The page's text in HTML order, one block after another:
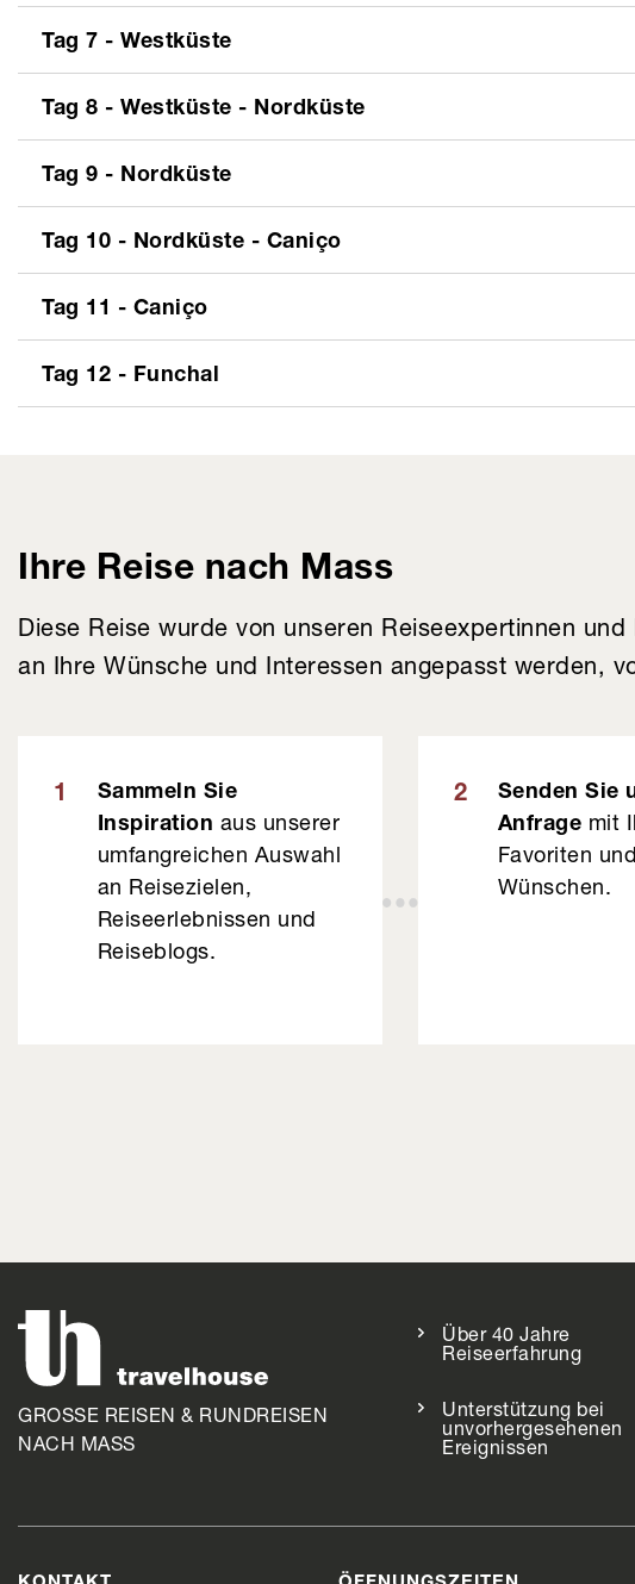
Tag 7 - Westküste
Tag 8 - Westküste - Nordküste
Tag 9 - Nordküste
Tag 10 - Nordküste - Caniço
Tag 11 - Caniço
Tag 12 - Funchal
Ihre Reise nach Mass
Diese Reise wurde von unseren Reiseexpertinnen
an Ihre Wünsche und Interessen angepasst werden,
1
Sammeln Sie
Inspiration aus unserer
umfangreichen Auswahl
an Reisezielen,
Reiseerlebnissen und
Reiseblogs.
2
Senden Sie
Anfrage mit
Favoriten
Wünschen.
GROSSE REISEN & RUNDREISEN
NACH MASS
Über 40 Jahre
Reiseerfahrung
Unterstützung bei
unvorhergesehenen
Ereignissen